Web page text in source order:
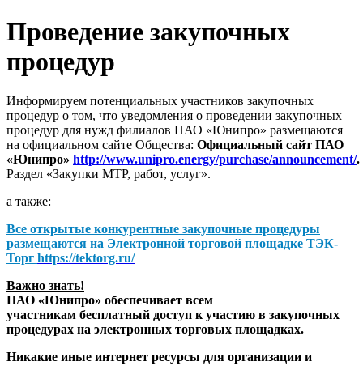
Проведение закупочных
процедур
Информируем потенциальных участников закупочных
процедур о том, что уведомления о проведении закупочных
процедур для нужд филиалов ПАО «Юнипро» размещаются
на официальном сайте Общества: Официальный сайт ПАО
«Юнипро» http://www.unipro.energy/purchase/announcement/.
Раздел «Закупки МТР, работ, услуг».
а также:
Все открытые конкурентные закупочные процедуры
размещаются на Электронной торговой площадке ТЭК-
Торг https://tektorg.ru/
Важно знать!
ПАО «Юнипро» обеспечивает всем
участникам бесплатный доступ к участию в закупочных
процедурах на электронных торговых площадках.
Никакие иные интернет ресурсы для организации и